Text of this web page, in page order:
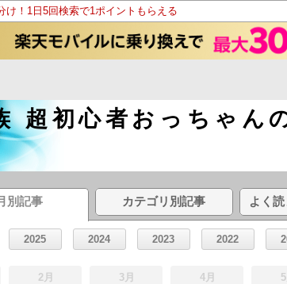
け！1日5回検索で1ポイントもらえる
超初心者おっちゃん
別記事 カテゴリ別記事 よく
2025 2024 2023 2022
2月 3月 4月